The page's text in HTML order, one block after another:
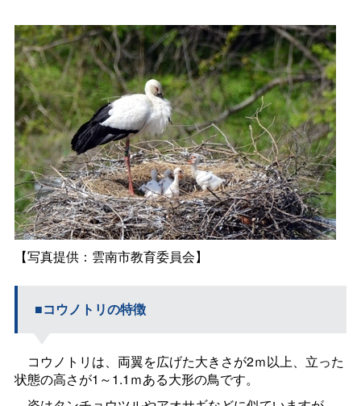
【写真提供：雲南市教育委員会】
■コウノトリの特徴
コウノトリは、両翼を広げた大きさが2ｍ以上、立った
状態の高さが1 ～1.1 ｍある大形の鳥です。